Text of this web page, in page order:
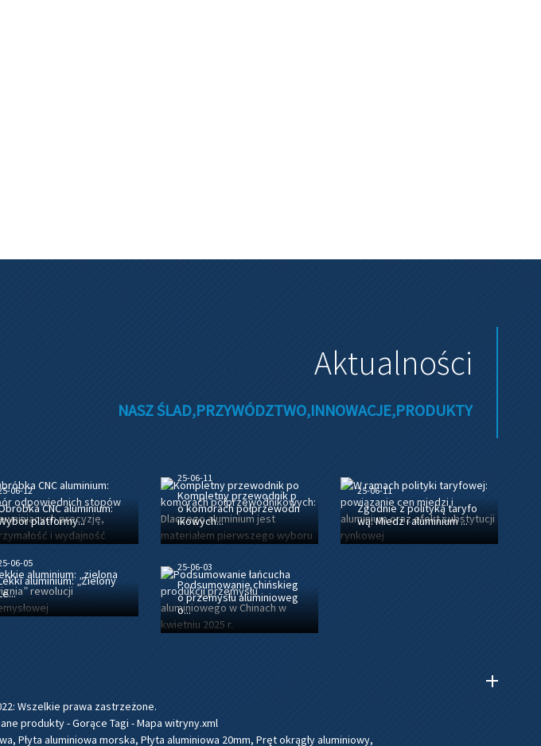
Aktualności
NASZ ŚLAD,PRZYWÓDZTWO,INNOWACJE,PRODUKTY
06-12
CNC aluminium:
platformy...
25-06-11
Kompletny przewodnik p
o komorach półprzewodn
ikowych...
25-06-11
Zgodnie z polityką taryfo
wą: Miedź i aluminium ...
06-05
aluminium: „Zielony
25-06-03
Podsumowanie chińskieg
o przemysłu aluminioweg
o...
Wszelkie prawa zastrzeżone.
produkty-Gorące Tagi -Mapa witryny.xml
,Płyta aluminiowa morska,Płyta aluminiowa 20mm,Pręt okrągły aluminiowy,